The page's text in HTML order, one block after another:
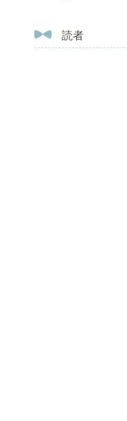
読者